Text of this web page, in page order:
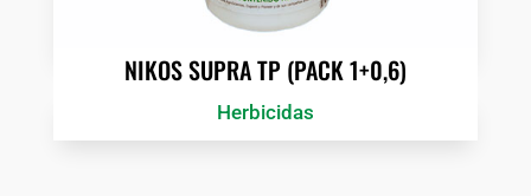
NIKOS SUPRA TP (PACK 1+0,6)
Herbicidas